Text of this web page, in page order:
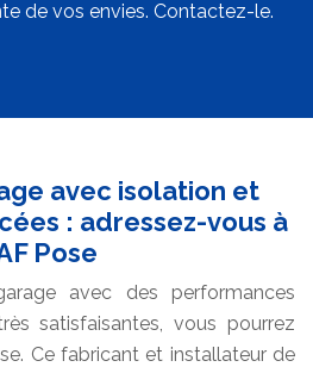
de vos envies. Contactez-le.
avec isolation et
: adressez-vous à
Pose
avec des performances
satisfaisantes, vous pourrez
Ce fabricant et installateur de